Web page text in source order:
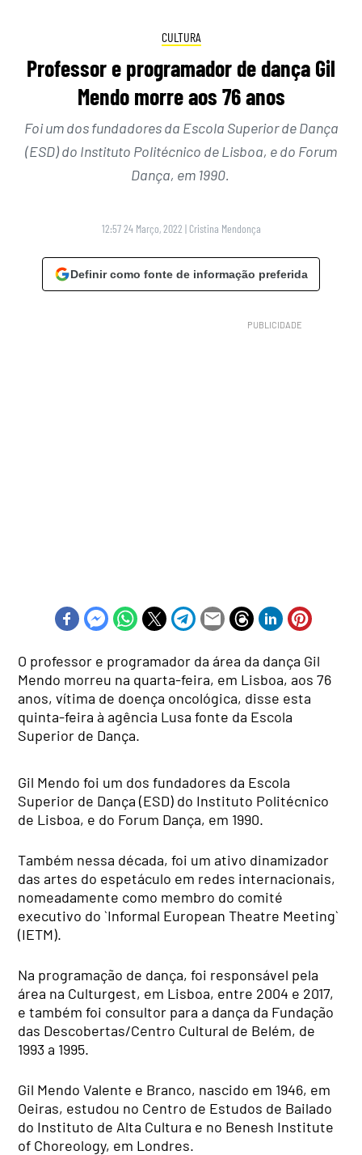
CULTURA
Professor e programador de dança Gil
Mendo morre aos 76 anos
Foi um dos fundadores da Escola Superior de Dança
(ESD) do Instituto Politécnico de Lisboa, e do Forum
Dança, em 1990.
12:57 24 Março, 2022 | Cristina Mendonça
Definir como fonte de informação preferida
O professor e programador da área da dança Gil
Mendo morreu na quarta-feira, em Lisboa, aos 76
anos, vítima de doença oncológica, disse esta
quinta-feira à agência Lusa fonte da Escola
Superior de Dança.
Gil Mendo foi um dos fundadores da Escola
Superior de Dança (ESD) do Instituto Politécnico
de Lisboa, e do Forum Dança, em 1990.
Também nessa década, foi um ativo dinamizador
das artes do espetáculo em redes internacionais,
nomeadamente como membro do comité
executivo do `Informal European Theatre Meeting`
(IETM).
Na programação de dança, foi responsável pela
área na Culturgest, em Lisboa, entre 2004 e 2017,
e também foi consultor para a dança da Fundação
das Descobertas/Centro Cultural de Belém, de
1993 a 1995.
Gil Mendo Valente e Branco, nascido em 1946, em
Oeiras, estudou no Centro de Estudos de Bailado
do Instituto de Alta Cultura e no Benesh Institute
of Choreology, em Londres.